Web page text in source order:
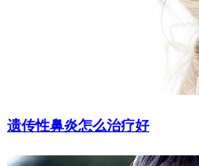
遗传性鼻炎怎么治疗好